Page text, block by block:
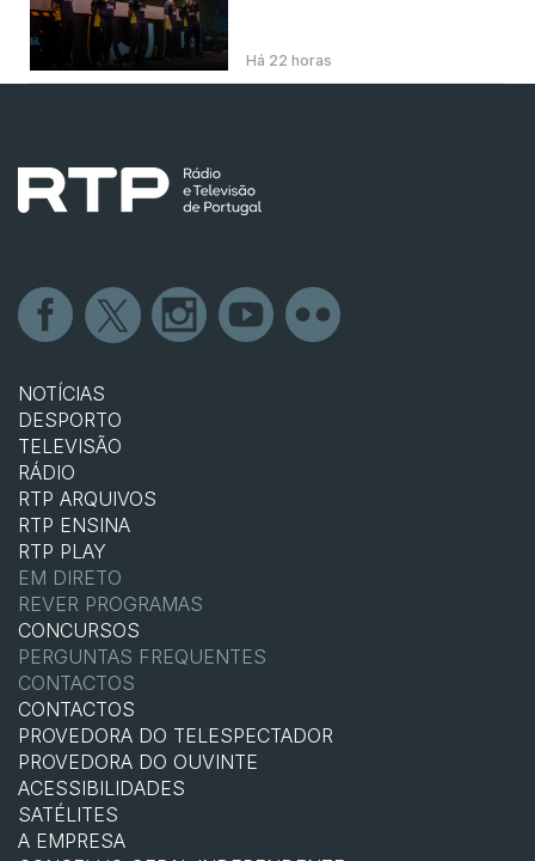
Há 22 horas
NOTÍCIAS
DESPORTO
TELEVISÃO
RÁDIO
RTP ARQUIVOS
RTP ENSINA
RTP PLAY
EM DIRETO
REVER PROGRAMAS
CONCURSOS
PERGUNTAS FREQUENTES
CONTACTOS
CONTACTOS
PROVEDORA DO TELESPECTADOR
PROVEDORA DO OUVINTE
ACESSIBILIDADES
SATÉLITES
A EMPRESA